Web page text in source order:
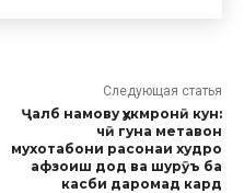
Следующая статья
Ҷалб намову ҳукмронӣ кун:
чӣ гуна метавон
мухотабони расонаи худро
афзоиш дод ва шурӯъ ба
касби даромад кард